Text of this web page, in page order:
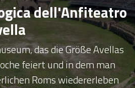
dell'Anfiteatro
das die Größe Avellas
feiert und in dem man
Roms wiedererleben